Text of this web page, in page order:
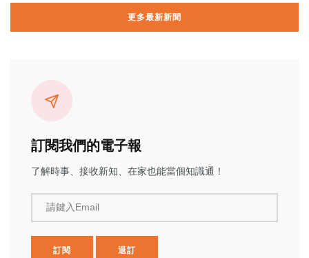
更多最新新聞
訂閱我們的電子報
了解時事、接收新知、在家也能當個知識通！
請鍵入Email
訂閱 退訂